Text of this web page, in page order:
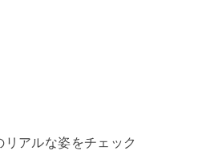
アルな姿をチェック